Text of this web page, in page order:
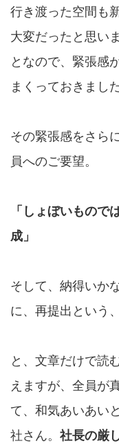
行き渡った空間も
大変だったと思い
となので、緊張感
まくっておきまし
その緊張感をさら
員へのご要望。
「しょぼいもので
成」
そして、納得いか
に、再提出という
と、文章だけで読
えますが、全員が
て、和気あいあい
社さん。 社長の厳